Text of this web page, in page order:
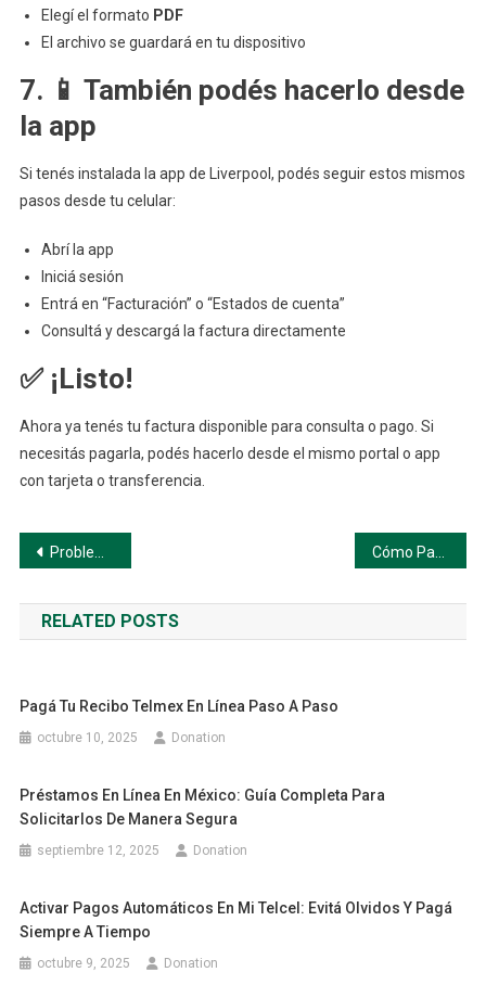
Elegí el formato PDF
El archivo se guardará en tu dispositivo
7. 📱 También podés hacerlo desde
la app
Si tenés instalada la app de Liverpool, podés seguir estos mismos
pasos desde tu celular:
Abrí la app
Iniciá sesión
Entrá en “Facturación” o “Estados de cuenta”
Consultá y descargá la factura directamente
✅ ¡Listo!
Ahora ya tenés tu factura disponible para consulta o pago. Si
necesitás pagarla, podés hacerlo desde el mismo portal o app
con tarjeta o transferencia.
Navegación
de
entradas
Problemas que podés estar enfrentando (y cómo solucionarlos paso a paso)
RELATED POSTS
Pagá Tu Recibo Telmex En Línea Paso A Paso
octubre 10, 2025 Donation
Préstamos En Línea En México: Guía Completa Para
Solicitarlos De Manera Segura
septiembre 12, 2025 Donation
Activar Pagos Automáticos En Mi Telcel: Evitá Olvidos Y Pagá
Siempre A Tiempo
octubre 9, 2025 Donation